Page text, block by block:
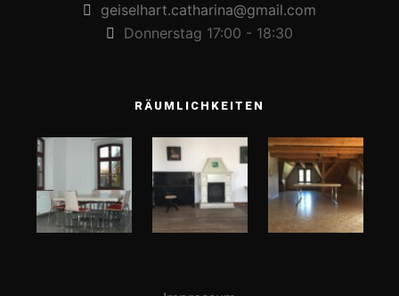
geiselhart.catharina@gmail.com
Donnerstag 17:00 - 18:30
RÄUMLICHKEITEN